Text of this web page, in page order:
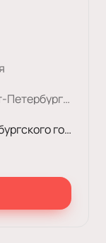
Санкт-Петербург, Большой Cанкт-Петербургский Государственный Цирк
На арене Большого Санкт-Петербургского государственного цирка пройдет уникальное цирковое шоу «Без границ»!